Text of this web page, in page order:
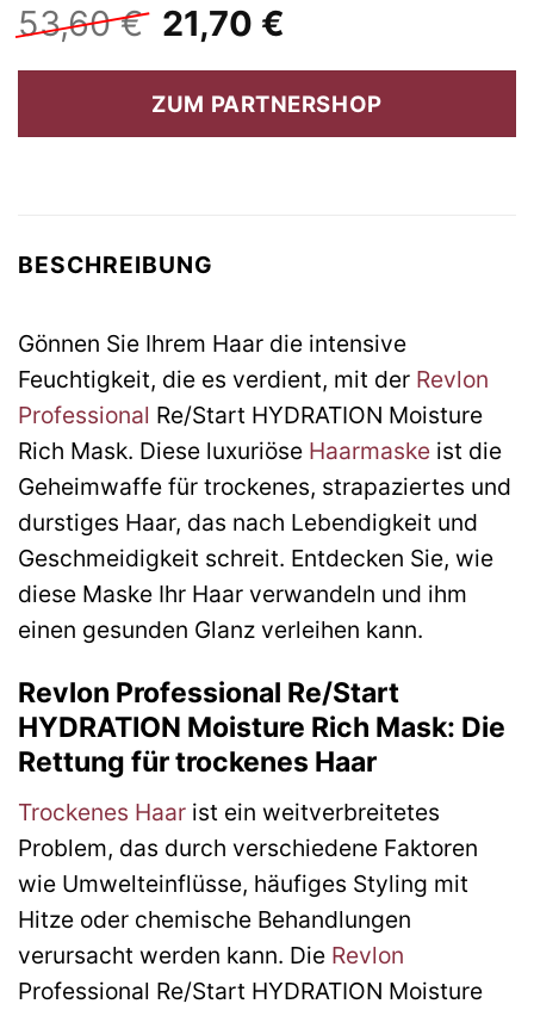
53,60€ Ursprünglicher
Preis
war:
53,60 €
21,70 €
ist:
21,70 €.
ZUM PARTNERSHOP
BESCHREIBUNG
Gönnen Sie Ihrem Haar die intensive
Feuchtigkeit, die es verdient, mit der Revlon
Professional Re/Start HYDRATION Moisture
Rich Mask. Diese luxuriöse Haarmaske ist die
Geheimwaffe für trockenes, strapaziertes und
durstiges Haar, das nach Lebendigkeit und
Geschmeidigkeit schreit. Entdecken Sie, wie
diese Maske Ihr Haar verwandeln und ihm
einen gesunden Glanz verleihen kann.
Revlon Professional Re/Start
HYDRATION Moisture Rich Mask: Die
Rettung für trockenes Haar
Trockenes Haar ist ein weitverbreitetes
Problem, das durch verschiedene Faktoren
wie Umwelteinflüsse, häufiges Styling mit
Hitze oder chemische Behandlungen
verursacht werden kann. Die Revlon
Professional Re/Start HYDRATION Moisture